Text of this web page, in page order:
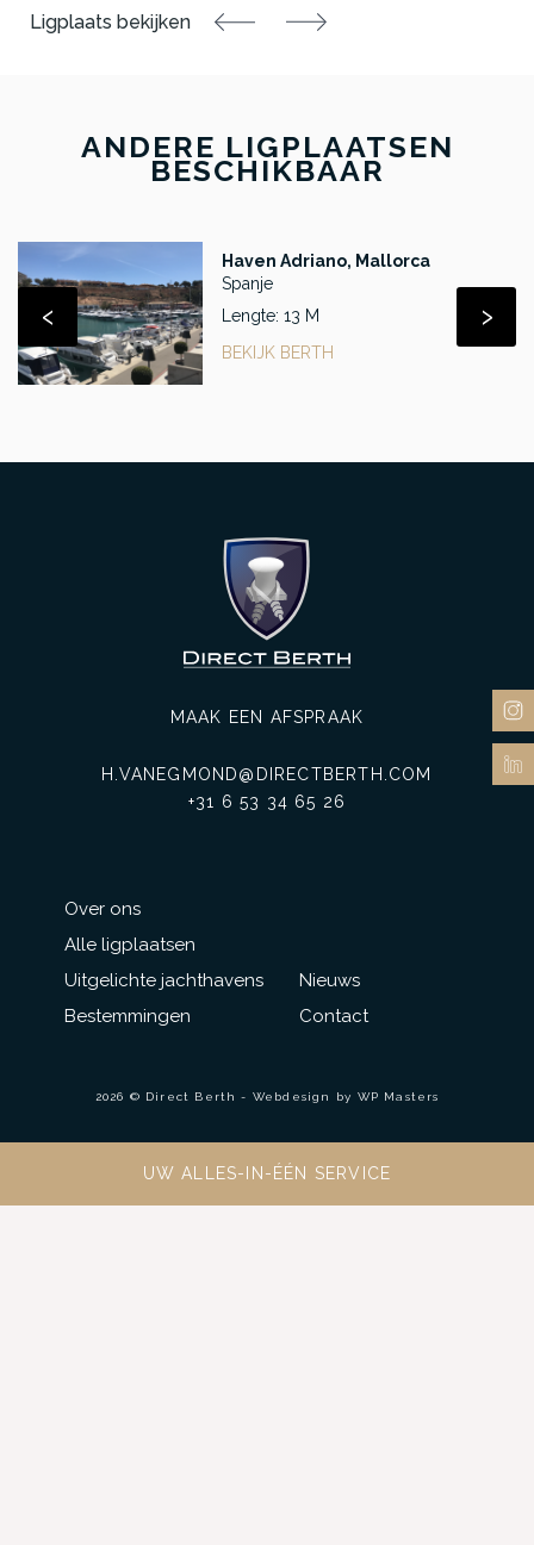
ANDERE LIGPLAATSEN
BESCHIKBAAR
Haven Adriano, Mallorca
Spanje
Lengte: 13 M
BEKIJK BERTH
‹ ›
Over ons
Alle ligplaatsen
Uitgelichte jachthavens
Bestemmingen
MAAK EEN AFSPRAAK
H.VANEGMOND@DIRECTBERTH.COM
+31 6 53 34 65 26
Nieuws
Contact
2026 © Direct Berth - Webdesign by WP Masters
UW ALLES-IN-ÉÉN SERVICE